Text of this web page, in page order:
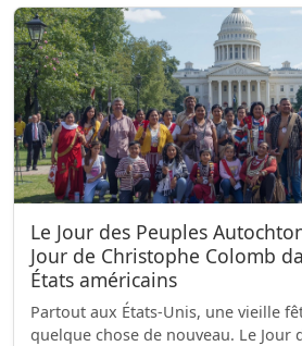
Le Jour des Peuples
Jour de Christophe Colomb
États américains
Partout aux États-Unis, une vieille
quelque chose de nouveau. Le Jour